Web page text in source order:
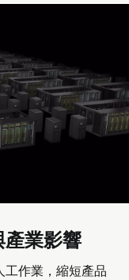
業影響
工作業，縮短產品